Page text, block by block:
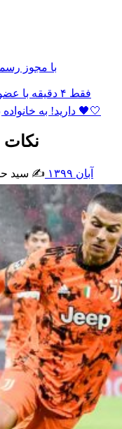
با مجوز
دارید! به خانواده بیانکونری بپیوندید و بخشی از افتخار باشید 🖤🤍
۱۵ آبان ۱۳۹۹ ✍️ سید